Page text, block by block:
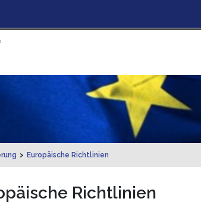
> Europäische Richtlinien
Richtlinien